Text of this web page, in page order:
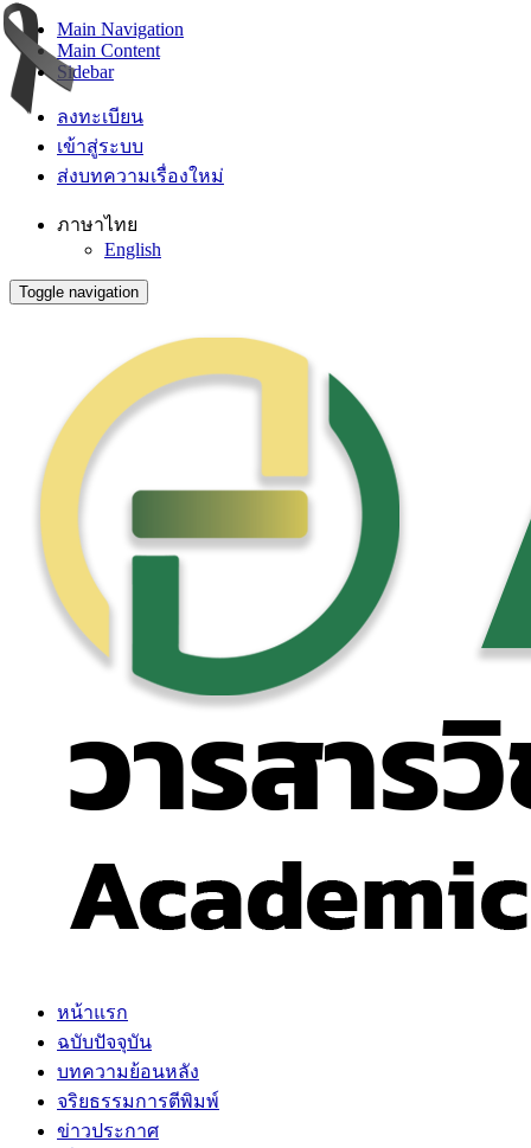
Main Navigation
Main Content
Sidebar
ลงทะเบียน
เข้าสู่ระบบ
ส่งบทความเรื่องใหม่
ภาษาไทย
English
Toggle navigation
หน้าแรก
ฉบับปัจจุบัน
บทความย้อนหลัง
จริยธรรมการตีพิมพ์
ข่าวประกาศ